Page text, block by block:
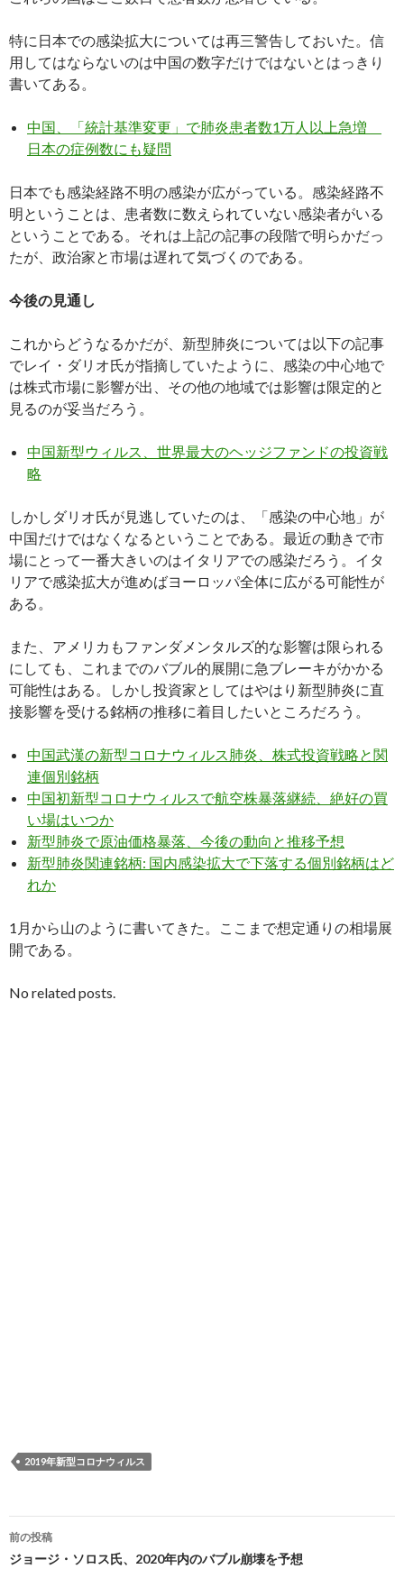
特に日本での感染拡大については再三警告しておいた。信
用してはならないのは中国の数字だけではないとはっきり
書いてある。
中国、「統計基準変更」で肺炎患者数1万人以上急増
日本の症例数にも疑問
日本でも感染経路不明の感染が広がっている。感染経路不
明ということは、患者数に数えられていない感染者がいる
ということである。それは上記の記事の段階で明らかだっ
たが、政治家と市場は遅れて気づくのである。
今後の見通し
これからどうなるかだが、新型肺炎については以下の記事
でレイ・ダリオ氏が指摘していたように、感染の中心地で
は株式市場に影響が出、その他の地域では影響は限定的と
見るのが妥当だろう。
中国新型ウィルス、世界最大のヘッジファンドの投資戦
略
しかしダリオ氏が見逃していたのは、「感染の中心地」が
中国だけではなくなるということである。最近の動きで市
場にとって一番大きいのはイタリアでの感染だろう。イタ
リアで感染拡大が進めばヨーロッパ全体に広がる可能性が
ある。
また、アメリカもファンダメンタルズ的な影響は限られる
にしても、これまでのバブル的展開に急ブレーキがかかる
可能性はある。しかし投資家としてはやはり新型肺炎に直
接影響を受ける銘柄の推移に着目したいところだろう。
中国武漢の新型コロナウィルス肺炎、株式投資戦略と関
連個別銘柄
中国初新型コロナウィルスで航空株暴落継続、絶好の買
い場はいつか
新型肺炎で原油価格暴落、今後の動向と推移予想
新型肺炎関連銘柄: 国内感染拡大で下落する個別銘柄はど
れか
1月から山のように書いてきた。ここまで想定通りの相場展
開である。
No related posts.
2019年新型コロナウィルス
投
稿
前の投稿
ジョージ・ソロス氏、2020年内のバブル崩壊を予想